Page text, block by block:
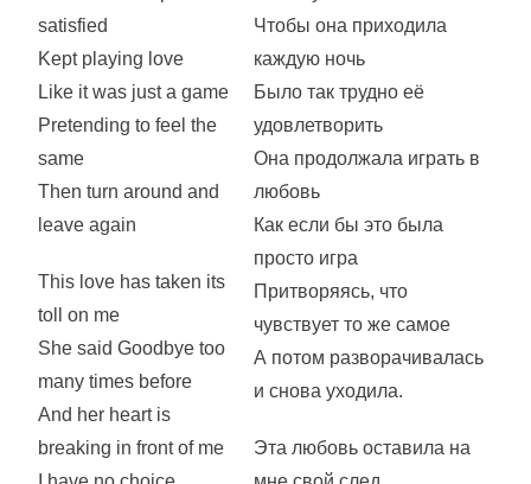
satisfied
Kept playing love
Like it was just a game
Pretending to feel the
same
Then turn around and
leave again
This love has taken its
toll on me
She said Goodbye too
many times before
And her heart is
breaking in front of me
Чтобы она приходила
каждую ночь
Было так трудно её
удовлетворить
Она продолжала играть в
любовь
Как если бы это была
просто игра
Притворяясь, что
чувствует то же самое
А потом разворачивалась
и снова уходила.
Эта любовь оставила на